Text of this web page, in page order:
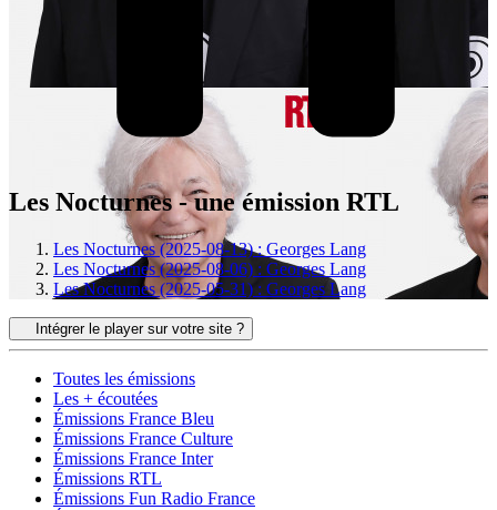
Les Nocturnes - une émission RTL
Les Nocturnes (2025-08-13) : Georges Lang
Les Nocturnes (2025-08-06) : Georges Lang
Les Nocturnes (2025-05-31) : Georges Lang
Intégrer le player sur votre site ?
Toutes les émissions
Les + écoutées
Émissions France Bleu
Émissions France Culture
Émissions France Inter
Émissions RTL
Émissions Fun Radio France